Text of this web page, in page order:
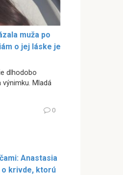
muža po
o jej láske je
dlhodobo
Mladá
0
Anastasia
krivde, ktorú